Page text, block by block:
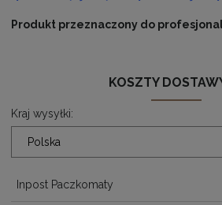
Produkt przeznaczony do
KOSZTY
Kraj wysyłki:
Inpost Paczkomaty